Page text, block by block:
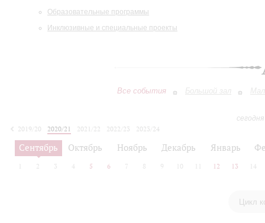
Образовательные программы
Инклюзивные и специальные проекты
Все события Большой зал
2019/20
2020/21 2021/22 2022/23
2023/24
2024/25
2025/26
Сентябрь Октябрь Ноябрь Декабрь Январь
2 3 4 5 6 7 8 9 10 12 13 14
Цикл